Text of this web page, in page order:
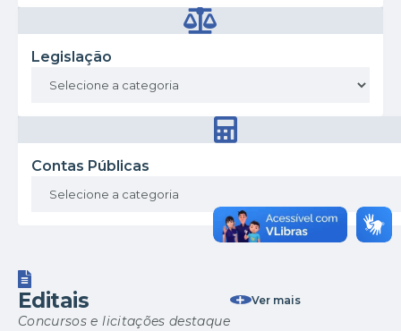
Legislação
Contas Públicas
Editais
Concursos e licitações destaque
Ver mais